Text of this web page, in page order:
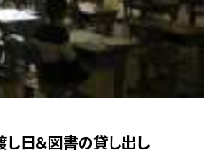
日＆図書の貸し出し